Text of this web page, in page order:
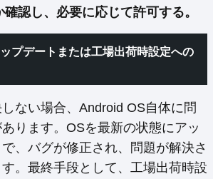
認し、必要に応じて許可する。
プデートまたは工場出荷時設定への
しない場合、Android OS自体に問
ります。OSを最新の状態にアッ
、バグが修正され、問題が解決さ
。最終手段として、工場出荷時設